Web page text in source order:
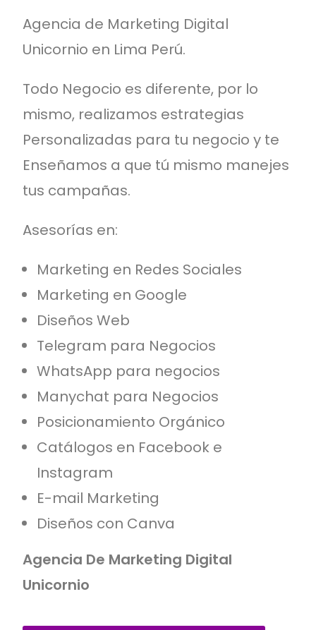
Agencia de Marketing Digital
Unicornio en Lima Perú.
Todo Negocio es diferente, por lo
mismo, realizamos estrategias
Personalizadas para tu negocio y te
Enseñamos a que tú mismo manejes
tus campañas.
Asesorías en:
Marketing en Redes Sociales
Marketing en Google
Diseños Web
Telegram para Negocios
WhatsApp para negocios
Manychat para Negocios
Posicionamiento Orgánico
Catálogos en Facebook e
Instagram
E-mail Marketing
Diseños con Canva
Agencia De Marketing Digital
Unicornio